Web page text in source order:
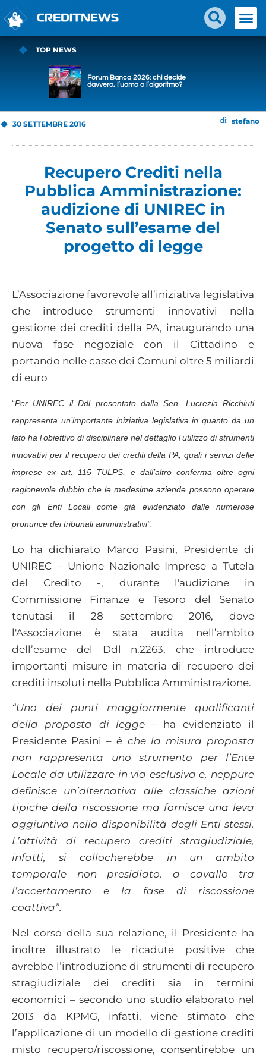
TOP NEWS
Forum Banca 2026: chi decide
davvero, l’uomo o l’algoritmo?
30 SETTEMBRE 2016 di: stefano
Recupero Crediti nella
Pubblica Amministrazione:
audizione di UNIREC in
Senato sull’esame del
progetto di legge
L’Associazione favorevole all’iniziativa legislativa
che introduce strumenti innovativi nella
gestione dei crediti della PA, inaugurando una
nuova fase negoziale con il Cittadino e
portando nelle casse dei Comuni oltre 5 miliardi
di euro
“Per UNIREC il Ddl presentato dalla Sen. Lucrezia Ricchiuti
rappresenta un’importante iniziativa legislativa in quanto da un
lato ha l’obiettivo di disciplinare nel dettaglio l’utilizzo di strumenti
innovativi per il recupero dei crediti della PA, quali i servizi delle
imprese ex art. 115 TULPS, e dall’altro conferma oltre ogni
ragionevole dubbio che le medesime aziende possono operare
con gli Enti Locali come già evidenziato dalle numerose
pronunce dei tribunali amministrativi".
Lo ha dichiarato Marco Pasini, Presidente di
UNIREC – Unione Nazionale Imprese a Tutela
del Credito -, durante l'audizione in
Commissione Finanze e Tesoro del Senato
tenutasi il 28 settembre 2016, dove
l'Associazione è stata audita nell’ambito
dell’esame del Ddl n.2263, che introduce
importanti misure in materia di recupero dei
crediti insoluti nella Pubblica Amministrazione.
“Uno dei punti maggiormente qualificanti
della proposta di legge– ha evidenziato il
Presidente Pasini –è che la misura proposta
non rappresenta uno strumento per l’Ente
Locale da utilizzare in via esclusiva e, neppure
definisce un’alternativa alle classiche azioni
tipiche della riscossione ma fornisce una leva
aggiuntiva nella disponibilità degli Enti stessi.
L’attività di recupero crediti stragiudiziale,
infatti, si collocherebbe in un ambito
temporale non presidiato, a cavallo tra
l’accertamento e la fase di riscossione
coattiva”.
Nel corso della sua relazione, il Presidente ha
inoltre illustrato le ricadute positive che
avrebbe l’introduzione di strumenti di recupero
stragiudiziale dei crediti sia in termini
economici – secondo uno studio elaborato nel
2013 da KPMG, infatti, viene stimato che
l’applicazione di un modello di gestione crediti
misto recupero/riscossione, consentirebbe un